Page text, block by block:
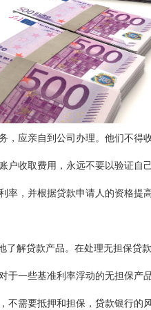
，应亲自到公司办理。他们不得
收取费用，永远不要以验证自
率，并根据贷款申请人的资格提
解贷款产品。在处理无担保贷
于一些基准利率浮动的无担保产
不需要抵押和担保，贷款银行的